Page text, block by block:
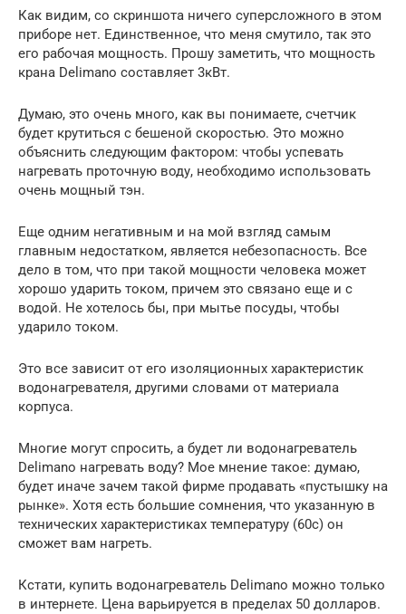
Как видим, со скриншота ничего суперсложного в этом
приборе нет. Единственное, что меня смутило, так это
его рабочая мощность. Прошу заметить, что мощность
крана Delimano составляет 3кВт.
Думаю, это очень много, как вы понимаете, счетчик
будет крутиться с бешеной скоростью. Это можно
объяснить следующим фактором: чтобы успевать
нагревать проточную воду, необходимо использовать
очень мощный тэн.
Еще одним негативным и на мой взгляд самым
главным недостатком, является небезопасность. Все
дело в том, что при такой мощности человека может
хорошо ударить током, причем это связано еще и с
водой. Не хотелось бы, при мытье посуды, чтобы
ударило током.
Это все зависит от его изоляционных характеристик
водонагревателя, другими словами от материала
корпуса.
Многие могут спросить, а будет ли водонагреватель
Delimano нагревать воду? Мое мнение такое: думаю,
будет иначе зачем такой фирме продавать «пустышку на
рынке». Хотя есть большие сомнения, что указанную в
технических характеристиках температуру (60с) он
сможет вам нагреть.
Кстати, купить водонагреватель Delimano можно только
в интернете. Цена варьируется в пределах 50 долларов.